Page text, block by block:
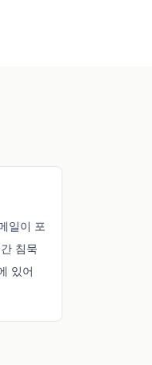
일이 포
침묵
있어